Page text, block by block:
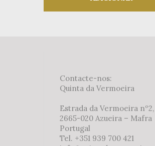
Contacte-nos:
Quinta da Vermoeira
Estrada da Vermoeira nº2,
2665-020 Azueira – Mafra
Portugal
Tel. +351 939 700 421